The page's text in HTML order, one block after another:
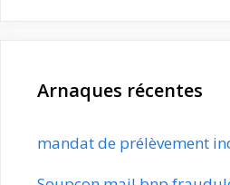
Arnaques récentes
mandat de prélèvement